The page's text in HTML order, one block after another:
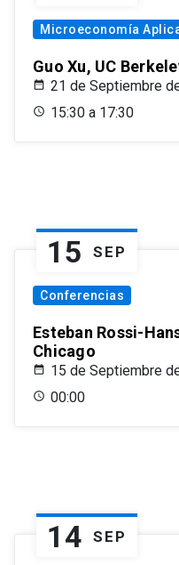
Microeconomía
Guo Xu, UC
21 de Septiembre
15:30 a 17:30
15 SEP
Conferencias
Esteban Rossi-
Chicago
15 de Septiembre
00:00
14 SEP